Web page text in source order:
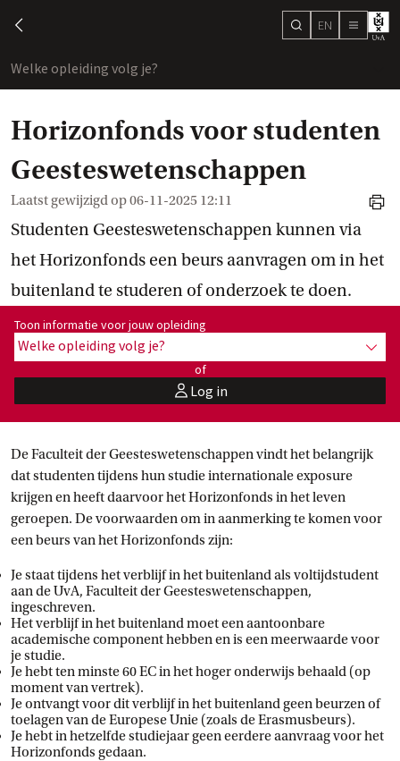
chevron-left search
EN menu
Welke opleiding volg je?
Horizonfonds voor studenten
Geesteswetenschappen
Laatst gewijzigd op06-11-2025 12:11
print
Studenten Geesteswetenschappen kunnen via
het Horizonfonds een beurs aanvragen om in het
buitenland te studeren of onderzoek te doen.
Toon informatie voor opleiding:
Toon informatie voor jouw opleiding
Welke opleiding volg je? toon
of
userLog in
De Faculteit der Geesteswetenschappen vindt het belangrijk
dat studenten tijdens hun studie internationale exposure
krijgen en heeft daarvoor het Horizonfonds in het leven
geroepen. De voorwaarden om in aanmerking te komen voor
een beurs van het Horizonfonds zijn:
Je staat tijdens het verblijf in het buitenland als voltijdstudent
aan de UvA, Faculteit der Geesteswetenschappen,
ingeschreven.
Het verblijf in het buitenland moet een aantoonbare
academische component hebben en is een meerwaarde voor
je studie.
Je hebt ten minste 60 EC in het hoger onderwijs behaald (op
moment van vertrek).
Je ontvangt voor dit verblijf in het buitenland geen beurzen of
toelagen van de Europese Unie (zoals de Erasmusbeurs).
Je hebt in hetzelfde studiejaar geen eerdere aanvraag voor het
Horizonfonds gedaan.